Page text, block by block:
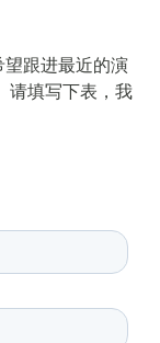
跟进最近的演
请填写下表，我